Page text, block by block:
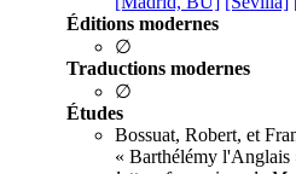
Éditions modernes
∅
Traductions modernes
∅
Études
Bossuat, Robert, et
« Barthélémy l'Anglais